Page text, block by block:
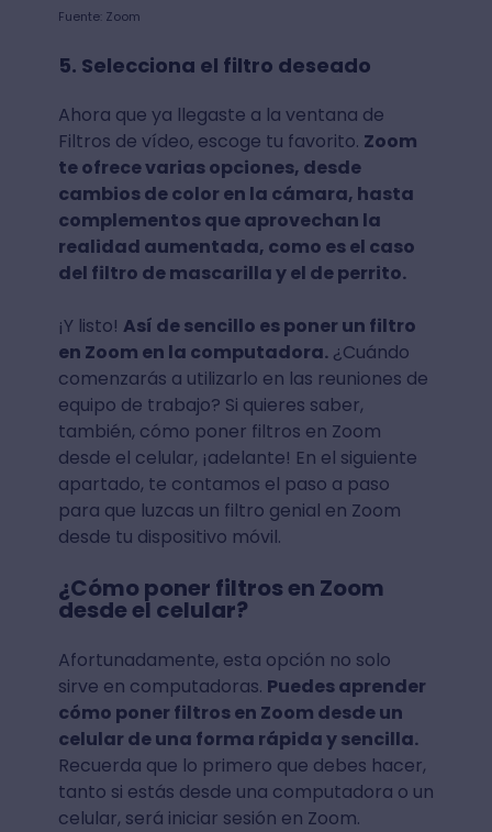
Fuente: Zoom
5. Selecciona el filtro deseado
Ahora que ya llegaste a la ventana de
Filtros de vídeo, escoge tu favorito. Zoom
te ofrece varias opciones, desde
cambios de color en la cámara, hasta
complementos que aprovechan la
realidad aumentada, como es el caso
del filtro de mascarilla y el de perrito.
¡Y listo! Así de sencillo es poner un filtro
en Zoom en la computadora.¿Cuándo
comenzarás a utilizarlo en las reuniones de
equipo de trabajo? Si quieres saber,
también, cómo poner filtros en Zoom
desde el celular, ¡adelante! En el siguiente
apartado, te contamos el paso a paso
para que luzcas un filtro genial en Zoom
desde tu dispositivo móvil.
¿Cómo poner filtros en Zoom
desde el celular?
Afortunadamente, esta opción no solo
sirve en computadoras. Puedes aprender
cómo poner filtros en Zoom desde un
celular de una forma rápida y sencilla.
Recuerda que lo primero que debes hacer,
tanto si estás desde una computadora o un
celular, será iniciar sesión en Zoom.